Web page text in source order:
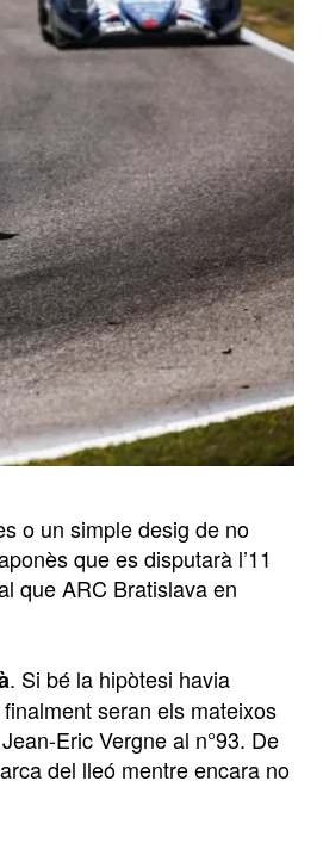
o un simple desig de no
que es disputarà l’11
que ARC Bratislava en
. Si bé la hipòtesi havia
seran els mateixos
Eric Vergne al n°93. De
del lleó mentre encara no